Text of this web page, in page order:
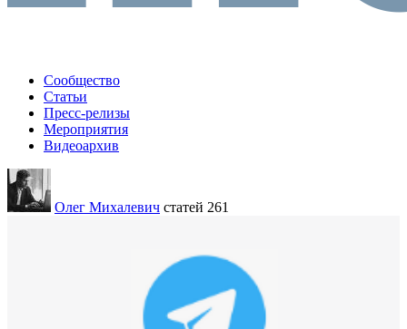
Сообщество
Статьи
Пресс-релизы
Мероприятия
Видеоархив
Олег Михалевич статей 261